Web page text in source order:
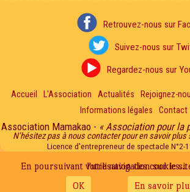
Retrouvez-nous sur
Suivez-nous sur
Regardez-nous sur
Accueil L'Association Actualités Rejoignez-
Informations légales
Contact
Association Mamakao - « Association pour la
N'hésitez pas à nous contacter pour en savoir plus
Licence d'entrepreneur de spectacle N°2-
En poursuivant votre navigation sur le site, vous acceptez l'utilisation des cookies...
OK
En savoir